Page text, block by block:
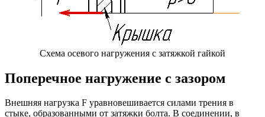
Схема осевого нагружения с затяжкой гайкой
Поперечное нагружение с зазором
Внешняя нагрузка F уравновешивается силами трения в
стыке, образованными от затяжки болта. В соединении, в